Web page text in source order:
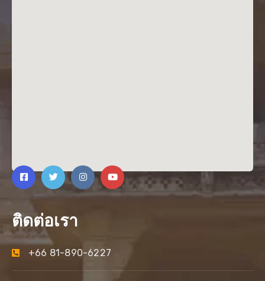
ติดต่อเรา
+66 81-890-6227